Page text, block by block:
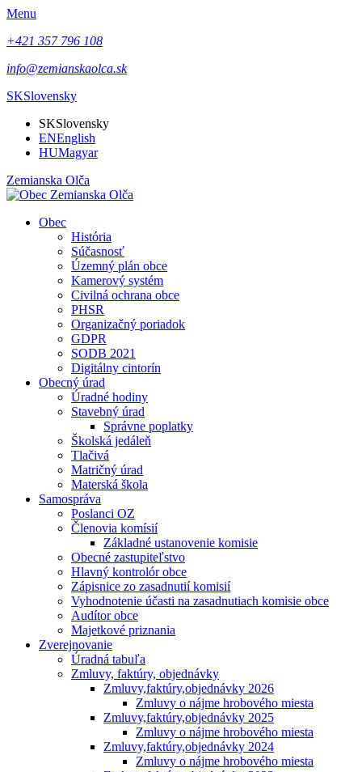
Menu
+421 357 796 108
info@zemianskaolca.sk
SKSlovensky
SKSlovensky
ENEnglish
HUMagyar
Zemianska Olča
Obec
História
Súčasnosť
Územný plán obce
Kamerový systém
Civilná ochrana obce
PHSR
Organizačný poriadok
GDPR
SODB 2021
Digitálny cintorín
Obecný úrad
Úradné hodiny
Stavebný úrad
Správne poplatky
Školská jedáleň
Tlačivá
Matričný úrad
Materská škola
Samospráva
Poslanci OZ
Členovia komísií
Základné ustanovenie komisie
Obecné zastupiteľstvo
Hlavný kontrolór obce
Zápisnice zo zasadnutií komisií
Vyhodnotenie účasti na zasadnutiach komisie obce
Audítor obce
Majetkové priznania
Zverejnovanie
Úradná tabuľa
Zmluvy, faktúry, objednávky
Zmluvy,faktúry,objednávky 2026
Zmluvy o nájme hrobového miesta
Zmluvy,faktúry,objednávky 2025
Zmluvy o nájme hrobového miesta
Zmluvy,faktúry,objednávky 2024
Zmluvy o nájme hrobového miesta